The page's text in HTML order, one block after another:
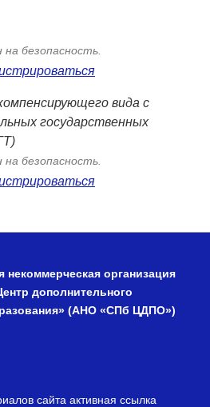
на безопасность.
вида с
государственных
на безопасность.
некоммерческая организация
дополнительного
(АНО «СПб ЦДПО»)
сайта активная ссылка